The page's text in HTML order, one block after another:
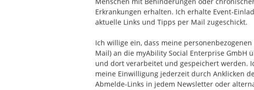
Erkrankungen erhalten. Ich erhalte Event-
aktuelle Links und Tipps per Mail zugeschickt.
Ich willige ein, dass meine personenbezogenen
Mail) an die myAbility Social Enterprise GmbH
und dort verarbeitet und gespeichert werden.
meine Einwilligung jederzeit durch Anklicken
Abmelde-Links in jedem Newsletter oder
in 2026
03.08.2026,DHL Group
Deutschland, Baden-Württemberg, Deutschland,
Deutschland, Brandenburg, Deutschland, Bremen,
Deutschland, Hessen, Deutschland, Mecklenburg-
Niedersachsen, Deutschland, Nordrhein-Westfalen,
Deutschland, Saarland, Deutschland, Sachsen,
Deutschland, Thüringen, Deutschland